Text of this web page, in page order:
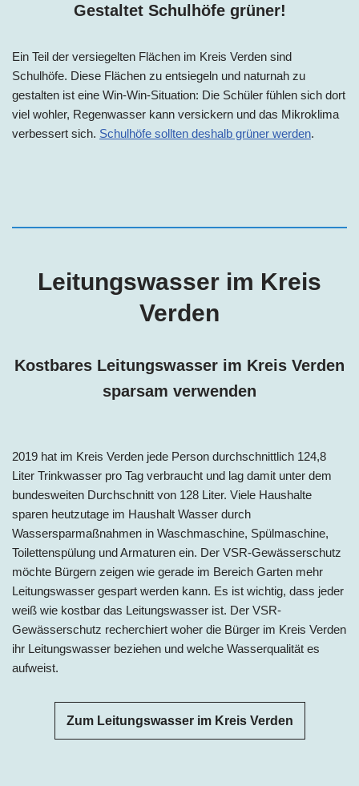
Gestaltet Schulhöfe grüner!
Ein Teil der versiegelten Flächen im Kreis Verden sind
Schulhöfe. Diese Flächen zu entsiegeln und naturnah zu
gestalten ist eine Win-Win-Situation: Die Schüler fühlen sich dort
viel wohler, Regenwasser kann versickern und das Mikroklima
verbessert sich. Schulhöfe sollten deshalb grüner werden.
Leitungswasser im Kreis
Verden
Kostbares Leitungswasser im Kreis Verden
sparsam verwenden
2019 hat im Kreis Verden jede Person durchschnittlich 124,8
Liter Trinkwasser pro Tag verbraucht und lag damit unter dem
bundesweiten Durchschnitt von 128 Liter. Viele Haushalte
sparen heutzutage im Haushalt Wasser durch
Wassersparmaßnahmen in Waschmaschine, Spülmaschine,
Toilettenspülung und Armaturen ein. Der VSR-Gewässerschutz
möchte Bürgern zeigen wie gerade im Bereich Garten mehr
Leitungswasser gespart werden kann. Es ist wichtig, dass jeder
weiß wie kostbar das Leitungswasser ist. Der VSR-
Gewässerschutz recherchiert woher die Bürger im Kreis Verden
ihr Leitungswasser beziehen und welche Wasserqualität es
aufweist.
Zum Leitungswasser im Kreis Verden